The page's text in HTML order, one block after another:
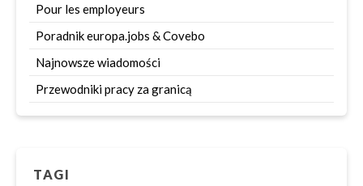
Pour les employeurs
Poradnik europa.jobs & Covebo
Najnowsze wiadomości
Przewodniki pracy za granicą
TAGI